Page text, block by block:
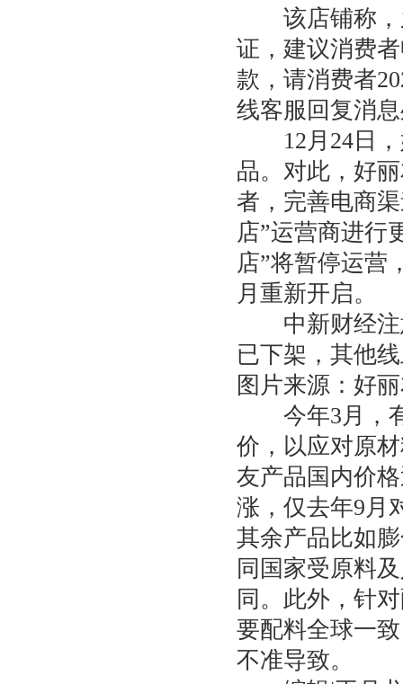
该店铺称，
证，建议消费
款，请消费者
线客服回复消
12月24日，
品。对此，好
者，完善电商
店”运营商进行
店”将暂停运营
月重新开启。
中新财经注
已下架，其他
图片来源：好
今年3月，有
价，以应对原
友产品国内价
涨，仅去年9月
其余产品比如
同国家受原料
同。此外，针
要配料全球一
不准导致。